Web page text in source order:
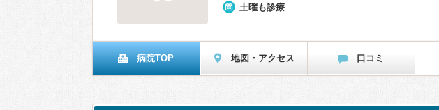
土曜も診療
病院TOP 地図・アクセス 口コミ